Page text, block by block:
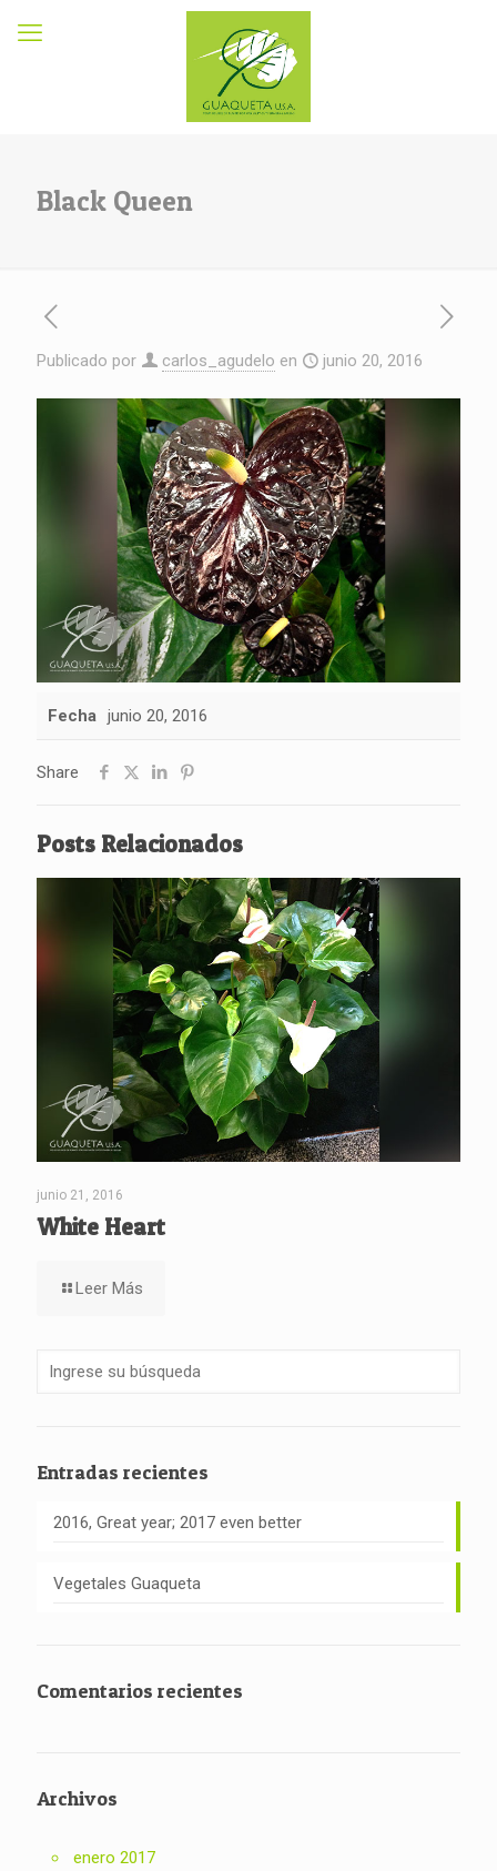
Black Queen
Publicado por carlos_agudelo en junio 20, 2016
Fecha junio 20, 2016
Share
Posts Relacionados
junio 21, 2016
White Heart
Leer Más
Entradas recientes
2016, Great year; 2017 even better
Vegetales Guaqueta
Comentarios recientes
Archivos
enero 2017